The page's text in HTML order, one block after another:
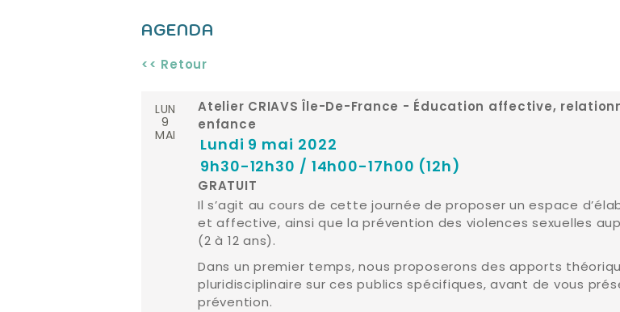
AGENDA
<< Retour
LUN
9
MAI
Atelier CRIAVS Île-De-France - Éducation affective,
enfance
Lundi 9 mai 2022
9h30-12h30 / 14h00-17h00 (12h)
GRATUIT
Il s’agit au cours de cette journée de proposer un espace
et affective, ainsi que la prévention des violences sexuelles
(2 à 12 ans).
Dans un premier temps, nous proposerons des apports
pluridisciplinaire sur ces publics spécifiques, avant de vous
prévention.